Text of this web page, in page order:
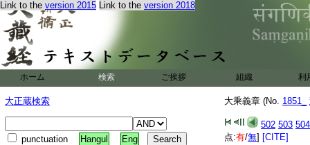
Link to the version 2015 Link to the version 2018
ホーム 検索 ご挨拶 組織 利
大正蔵検索
punctuation Hangul Eng
大乘義章 (No. 1851_
502 503 504
点:有/無] [CITE]